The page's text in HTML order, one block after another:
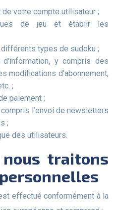
votre compte utilisateur ;
de jeu et établir les
types de sudoku ;
y compris des
modifications d'abonnement,
;
paiement ;
l’envoi de newsletters
;
des utilisateurs.